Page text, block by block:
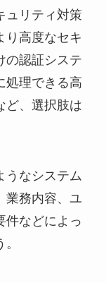
ュリティ対策
り高度なセキ
の認証システ
処理できる高
ど、選択肢は
うなシステム
業務内容、ユ
件などによっ